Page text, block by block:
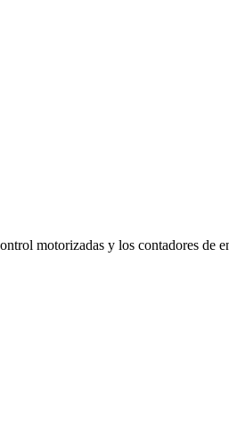
motorizadas y los contadores de